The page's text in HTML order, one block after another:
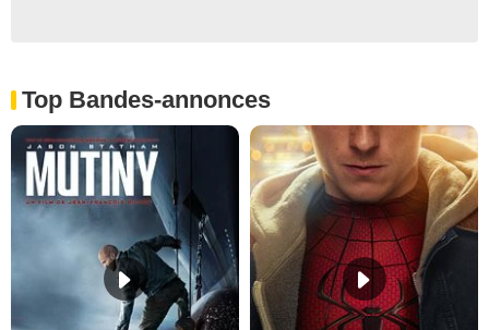
Top Bandes-annonces